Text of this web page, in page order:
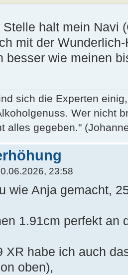
Stelle halt mein Navi
mit der
besser wie meinen
sich die Experten
Wer nicht
alles gegeben."
23:58
wie Anja gemacht,
1.91cm perfekt an
XR habe ich auch
oben),